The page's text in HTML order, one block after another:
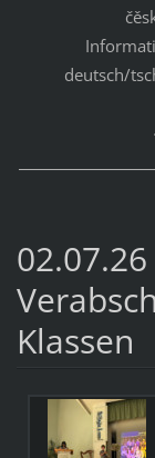
deutsch/
Klassen